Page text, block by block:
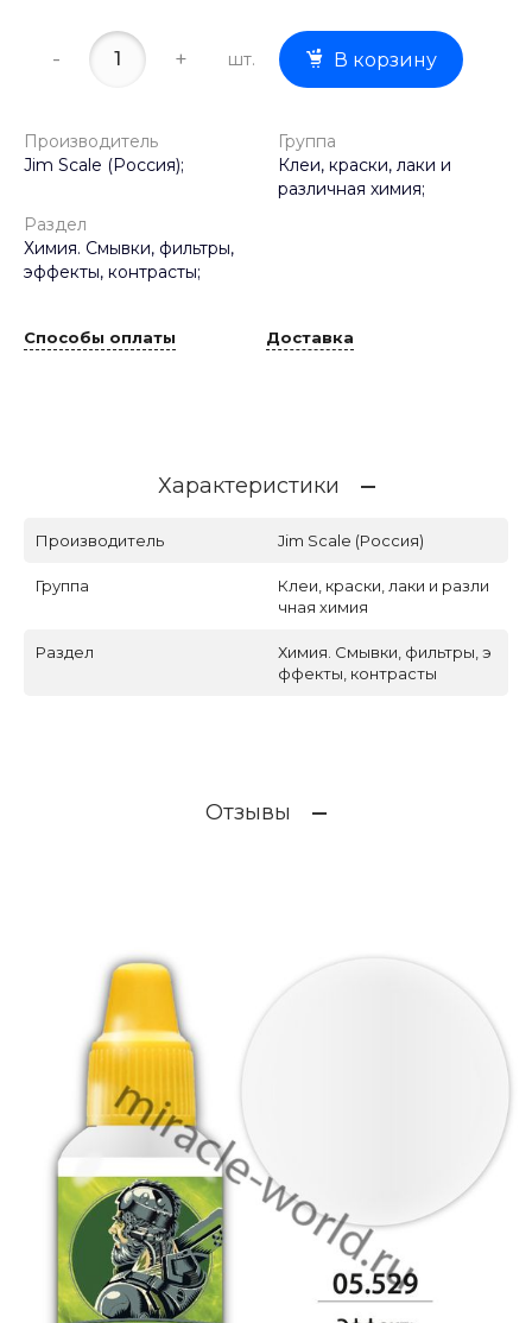
- + шт. В корзину
Производитель
Jim Scale (Россия);
Группа
Клеи, краски, лаки и
различная химия;
Раздел
Химия. Смывки, фильтры,
эффекты, контрасты;
Способы оплаты Доставка
Характеристики
Производитель Jim Scale (Россия)
Группа
Клеи, краски, лаки и разли
чная химия
Раздел
Химия. Смывки, фильтры, э
ффекты, контрасты
Отзывы